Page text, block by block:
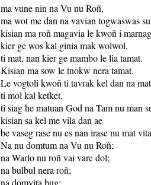
ma vune nin na Vu nu Roñ,
ma wot me dan na vavian togwaswas
kisian ma roñ magavia le kwoñ i
kier ge wos kal ginia mak wolwol,
ti mat, nan kier ge mambo le lia tamat.
Kisian ma sow le tnokw nera tamat.
Le vogtoli kwoñ ti tavrak kel dan na
ti mol kal ketket,
ti siag he matuan God na Tam nu man
kisian sa kel me vila dan ae
be vaseg rase nu es nan irase nu mat
Na nu domtum na Vu nu Roñ;
na Warlo nu roñ vai vare dol;
na bulbul nera roñ;
na domvita bug;